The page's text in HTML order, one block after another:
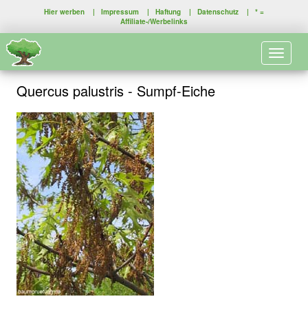
Hier werben | Impressum | Haftung | Datenschutz | * =
Affiliate-/Werbelinks
Quercus palustris - Sumpf-Eiche